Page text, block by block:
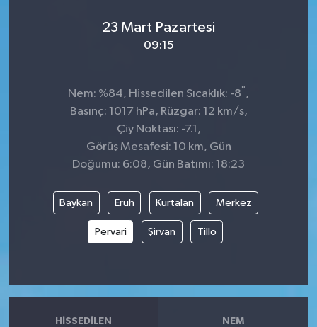
23 Mart Pazartesi
09:15
Nem: %84, Hissedilen Sıcaklık: -8° ,
Basınç: 1017 hPa, Rüzgar: 12 km/s,
Çiy Noktası: -7.1,
Görüş Mesafesi: 10 km, Gün
Doğumu: 6:08, Gün Batımı: 18:23
Baykan Eruh Kurtalan Merkez
Pervari Şirvan Tillo
HISSEDILEN NEM